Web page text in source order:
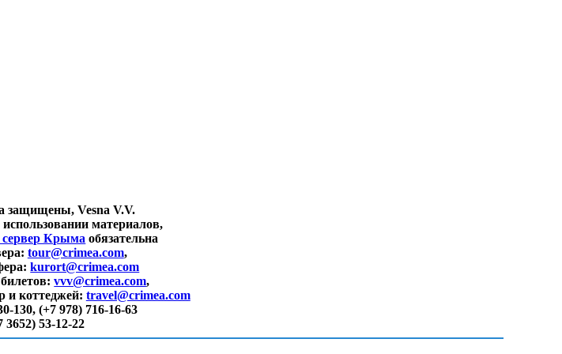
защищены, Vesna V.V.
материалов,
сервер Крыма обязательна
tour@crimea.com,
kurort@crimea.com
vvv@crimea.com,
и коттеджей: travel@crimea.com
130, (+7 978) 716-16-63
3652) 53-12-22